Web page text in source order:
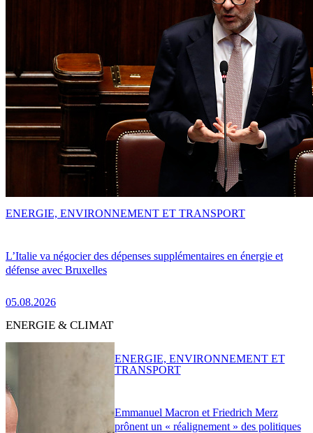
L’Italie va négocier des dépenses supplémentaires en énergie et
défense avec Bruxelles
05.08.2026
ENERGIE, ENVIRONNEMENT ET TRANSPORT
ENERGIE & CLIMAT
Emmanuel Macron et Friedrich Merz
prônent un « réalignement » des politiques
ENERGIE, ENVIRONNEMENT ET
TRANSPORT